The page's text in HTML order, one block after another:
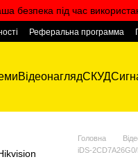
безпека під час
Реферальна программа
ВідеонаглядСКУД
Головна
iDS-